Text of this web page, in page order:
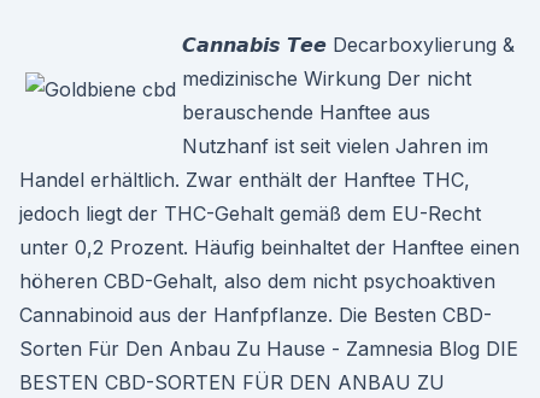
𝘾𝙖𝙣𝙣𝙖𝙗𝙞𝙨 𝙏𝙚𝙚 Decarboxylierung &
medizinische Wirkung Der nicht
berauschende Hanftee aus
Nutzhanf ist seit vielen Jahren im
Handel erhältlich. Zwar enthält der Hanftee THC,
jedoch liegt der THC-Gehalt gemäß dem EU-Recht
unter 0,2 Prozent. Häufig beinhaltet der Hanftee einen
höheren CBD-Gehalt, also dem nicht psychoaktiven
Cannabinoid aus der Hanfpflanze. Die Besten CBD-
Sorten Für Den Anbau Zu Hause - Zamnesia Blog DIE
BESTEN CBD-SORTEN FÜR DEN ANBAU ZU